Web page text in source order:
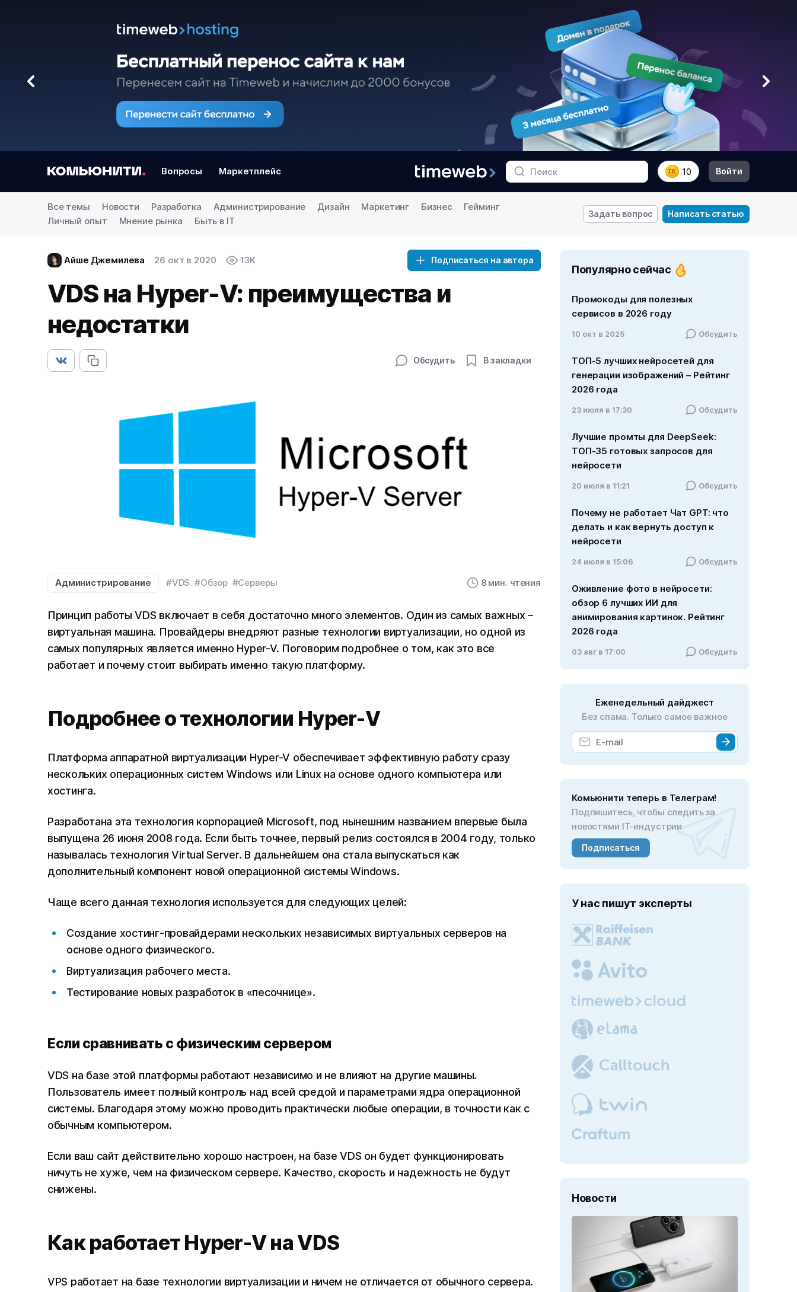
Вопросы Маркетплейс 10 Войти
Все темы Новости Разработка Администрирование Дизайн Маркетинг Бизнес
Гейминг
Личный опыт
Мнение рынка Быть в IT
Задать вопрос Написать статью
Айше Джемилева 26 окт в 2020 13K Подписаться на автора
VDS на Hyper-V: преимущества и
недостатки
Обсудить В закладки
Администрирование #VDS #Обзор #Серверы 8 мин. чтения
Принцип работы VDS включает в себя достаточно много элементов. Один из самых важных –
виртуальная машина. Провайдеры внедряют разные технологии виртуализации, но одной из
самых популярных является именно Hyper-V. Поговорим подробнее о том, как это все
работает и почему стоит выбирать именно такую платформу.
Подробнее о технологии Hyper-V
Платформа аппаратной виртуализации Hyper-V обеспечивает эффективную работу сразу
нескольких операционных систем Windows или Linux на основе одного компьютера или
хостинга.
Разработана эта технология корпорацией Microsoft, под нынешним названием впервые была
выпущена 26 июня 2008 года. Если быть точнее, первый релиз состоялся в 2004 году, только
называлась технология Virtual Server. В дальнейшем она стала выпускаться как
дополнительный компонент новой операционной системы Windows.
Чаще всего данная технология используется для следующих целей:
Создание хостинг-провайдерами нескольких независимых виртуальных серверов на
основе одного физического.
Виртуализация рабочего места.
Тестирование новых разработок в «песочнице».
Если сравнивать с физическим сервером
VDS на базе этой платформы работают независимо и не влияют на другие машины.
Пользователь имеет полный контроль над всей средой и параметрами ядра операционной
системы. Благодаря этому можно проводить практически любые операции, в точности как с
обычным компьютером.
Если ваш сайт действительно хорошо настроен, на базе VDS он будет функционировать
ничуть не хуже, чем на физическом сервере. Качество, скорость и надежность не будут
снижены.
Как работает Hyper-V на VDS
VPS работает на базе технологии виртуализации и ничем не отличается от обычного сервера.
Популярно сейчас
Промокоды для полезных
сервисов в 2026 году
10 окт в 2025 Обсудить
ТОП-5 лучших нейросетей для
генерации изображений – Рейтинг
2026 года
23 июля в 17:30 Обсудить
Лучшие промты для DeepSeek:
ТОП-35 готовых запросов для
нейросети
20 июля в 11:21 Обсудить
Почему не работает Чат GPT: что
делать и как вернуть доступ к
нейросети
24 июля в 15:06 Обсудить
Оживление фото в нейросети:
обзор 6 лучших ИИ для
анимирования картинок. Рейтинг
2026 года
03 авг в 17:00 Обсудить
Еженедельный дайджест
Без спама. Только самое важное
Комьюнити теперь в Телеграм!
Подпишитесь, чтобы следить за
новостями IT-индустрии
Подписаться
У нас пишут эксперты
Новости